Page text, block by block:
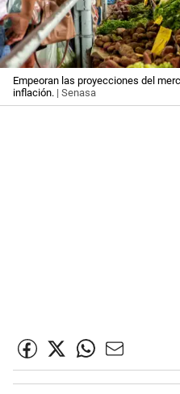
Empeoran las proyecciones del
inflación. | Senasa